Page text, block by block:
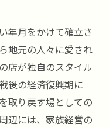
年月をかけて確立さ
地元の人々に愛され
店が独自のスタイル
後の経済復興期に
取り戻す場としての
辺には、家族経営の